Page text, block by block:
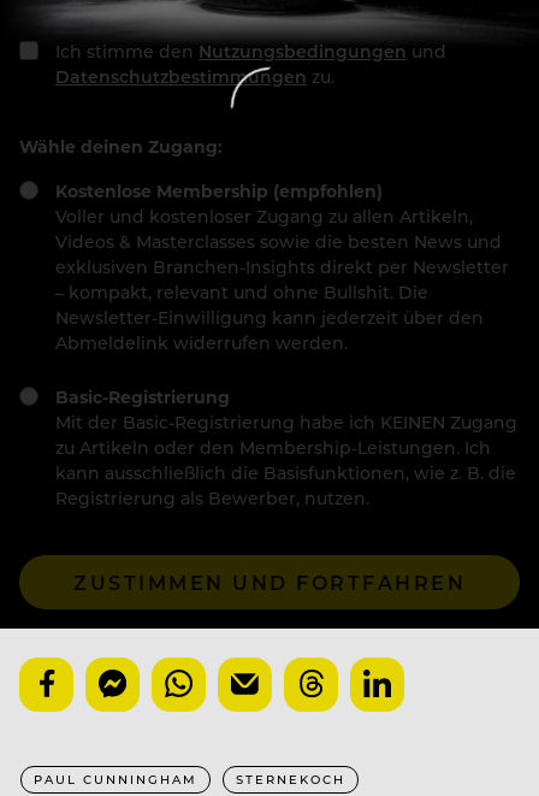
Ich stimme den Nutzungsbedingungen und
Datenschutzbestimmungen zu.
Wähle deinen Zugang:
Kostenlose Membership (empfohlen)
Voller und kostenloser Zugang zu allen Artikeln,
Videos & Masterclasses sowie die besten News und
exklusiven Branchen-Insights direkt per Newsletter
– kompakt, relevant und ohne Bullshit. Die
Newsletter-Einwilligung kann jederzeit über den
Abmeldelink widerrufen werden.
Basic-Registrierung
Mit der Basic-Registrierung habe ich KEINEN Zugang
zu Artikeln oder den Membership-Leistungen. Ich
kann ausschließlich die Basisfunktionen, wie z. B. die
Registrierung als Bewerber, nutzen.
ZUSTIMMEN UND FORTFAHREN
PAUL CUNNINGHAM STERNEKOCH